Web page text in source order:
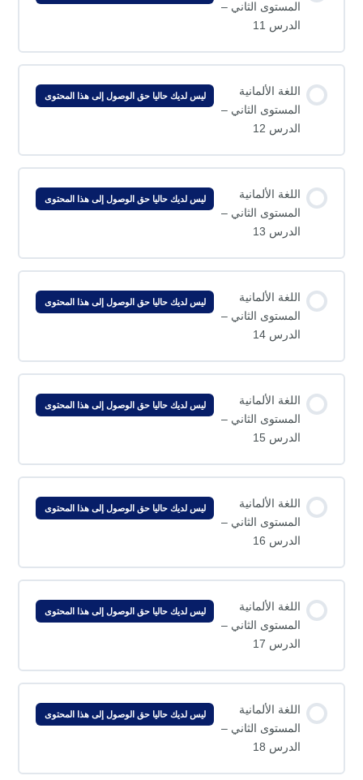
المستوى الثاني –
الدرس 11
اللغة الألمانية
المستوى الثاني –
الدرس 12
ليس لديك حاليا حق الوصول إلى هذا المحتوى
اللغة الألمانية
المستوى الثاني –
الدرس 13
ليس لديك حاليا حق الوصول إلى هذا المحتوى
اللغة الألمانية
المستوى الثاني –
الدرس 14
ليس لديك حاليا حق الوصول إلى هذا المحتوى
اللغة الألمانية
المستوى الثاني –
الدرس 15
ليس لديك حاليا حق الوصول إلى هذا المحتوى
اللغة الألمانية
المستوى الثاني –
الدرس 16
ليس لديك حاليا حق الوصول إلى هذا المحتوى
اللغة الألمانية
المستوى الثاني –
الدرس 17
ليس لديك حاليا حق الوصول إلى هذا المحتوى
اللغة الألمانية
المستوى الثاني –
الدرس 18
ليس لديك حاليا حق الوصول إلى هذا المحتوى